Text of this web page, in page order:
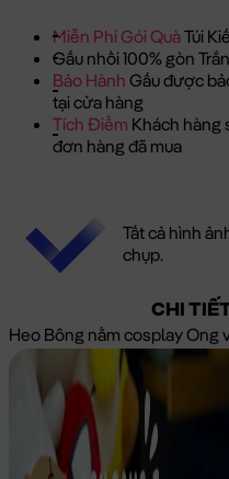
Miễn Phí Gói QuàTúi
Gấu nhồi 100% gòn
Bảo Hành Gấu được
tại cửa hàng
Tích Điểm Khách hàng
đơn hàng đã mua
Tất cả hình
chụp.
CHI
Heo Bông nằm cosplay Ong